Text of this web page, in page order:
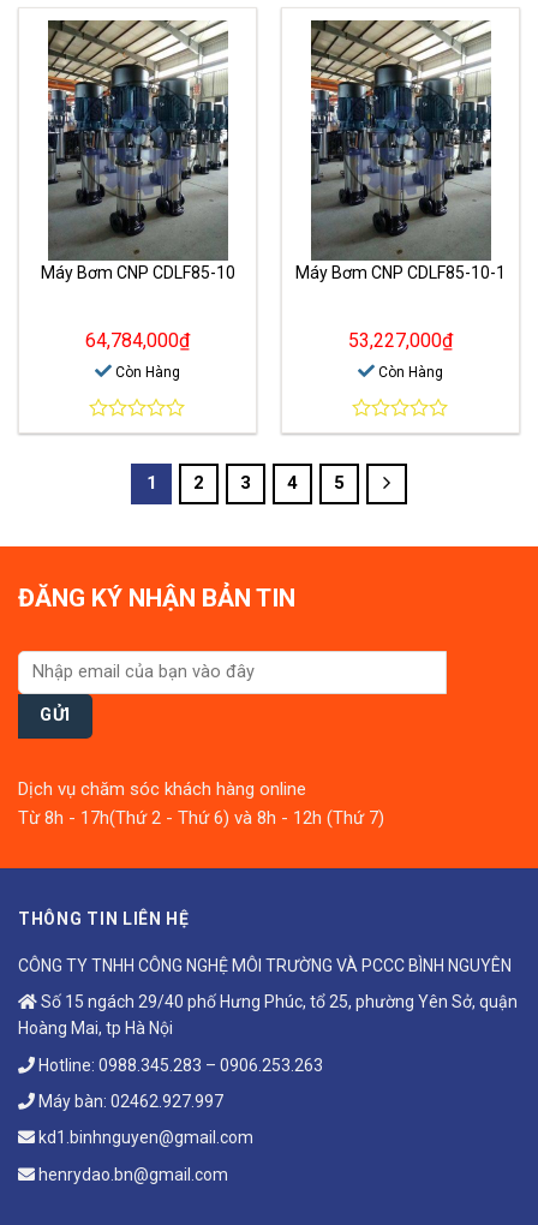
out
of
5
out
of
5
Máy Bơm CNP CDLF85-10
64,784,000₫
Còn Hàng
0
Máy Bơm CNP CDLF85-10-1
53,227,000₫
Còn Hàng
0
1 2 3 4 5
ĐĂNG KÝ NHẬN BẢN TIN
Dịch vụ chăm sóc khách hàng online
Từ 8h - 17h(Thứ 2 - Thứ 6) và 8h - 12h (Thứ 7)
THÔNG TIN LIÊN HỆ
CÔNG TY TNHH CÔNG NGHỆ MÔI TRƯỜNG VÀ PCCC BÌNH NGUYÊN
Số 15 ngách 29/40 phố Hưng Phúc, tổ 25, phường Yên Sở, quận
Hoàng Mai, tp Hà Nội
Hotline: 0988.345.283 – 0906.253.263
Máy bàn: 02462.927.997
kd1.binhnguyen@gmail.com
henrydao.bn@gmail.com